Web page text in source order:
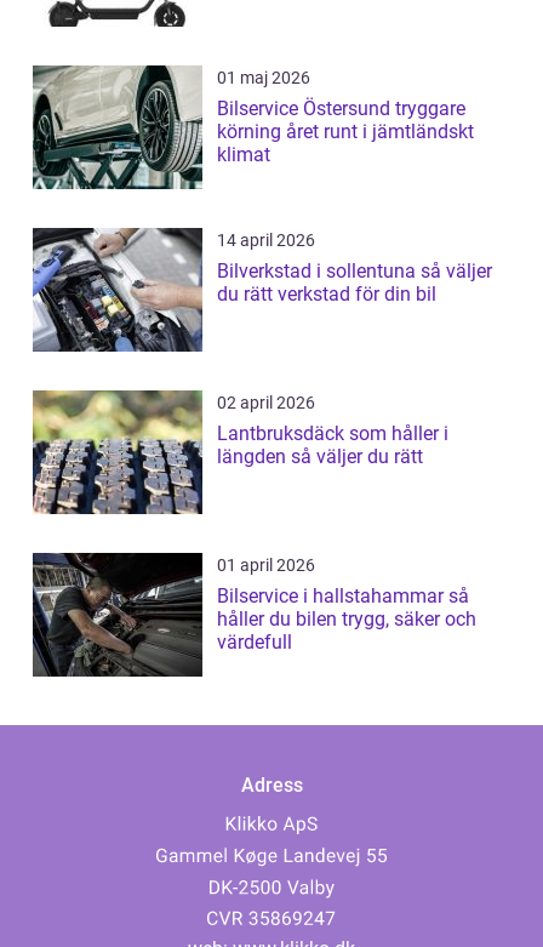
01 maj 2026
Bilservice Östersund tryggare
körning året runt i jämtländskt
klimat
14 april 2026
Bilverkstad i sollentuna så väljer
du rätt verkstad för din bil
02 april 2026
Lantbruksdäck som håller i
längden så väljer du rätt
01 april 2026
Bilservice i hallstahammar så
håller du bilen trygg, säker och
värdefull
Adress